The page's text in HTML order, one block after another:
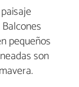
pequeños
son